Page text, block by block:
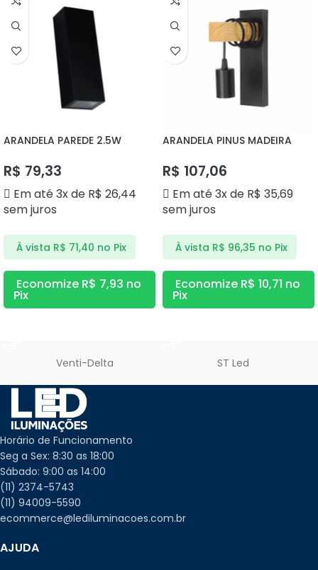
ARANDELA PAREDE 2.5W
R$ 79,33
Em até 3x de R$ 26,44
sem juros
À vista R$ 71,40 no Pix
Economize R$ 7,93 no
Pix
ARANDELA PINUS MADEIRA
R$ 107,06
Em até 3x de R$ 35,69
sem juros
À vista R$ 96,35 no Pix
Economize R$ 10,71 no
Pix
Venti-Delta ST Led
Horário de Funcionamento
Seg a Sex: 8:30 as 18:00
Sábado: 9:00 as 14:00
(11) 2374-5743
(11) 94009-5590
ecommerce@lediluminacoes.com.br
AJUDA